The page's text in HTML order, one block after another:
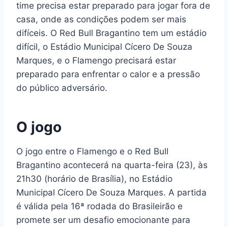
time precisa estar preparado para jogar fora de
casa, onde as condições podem ser mais
difíceis. O Red Bull Bragantino tem um estádio
difícil, o Estádio Municipal Cícero De Souza
Marques, e o Flamengo precisará estar
preparado para enfrentar o calor e a pressão
do público adversário.
O jogo
O jogo entre o Flamengo e o Red Bull
Bragantino acontecerá na quarta-feira (23), às
21h30 (horário de Brasília), no Estádio
Municipal Cícero De Souza Marques. A partida
é válida pela 16ª rodada do Brasileirão e
promete ser um desafio emocionante para